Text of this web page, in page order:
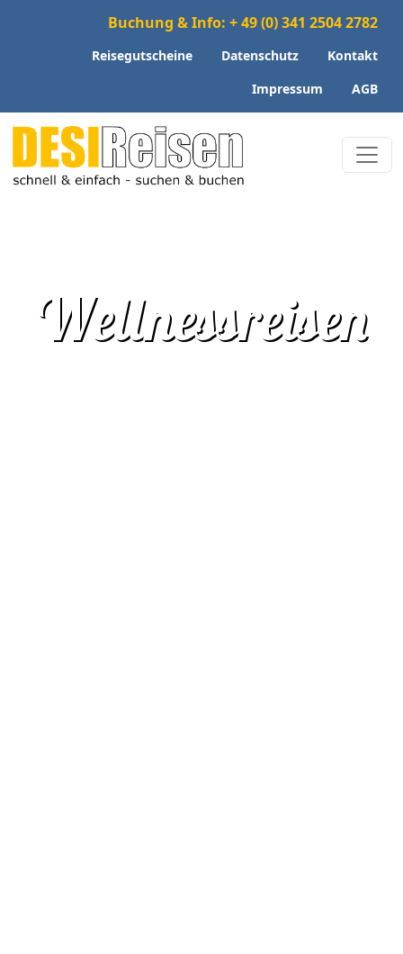
Buchung & Info: + 49 (0) 341 2504 2782
Reisegutscheine Datenschutz
Kontakt
Impressum
AGB
Wellnessreisen